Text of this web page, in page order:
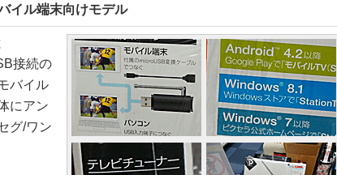
イル端末向けモデル
接続の
バイル
にアン
グ/ワン